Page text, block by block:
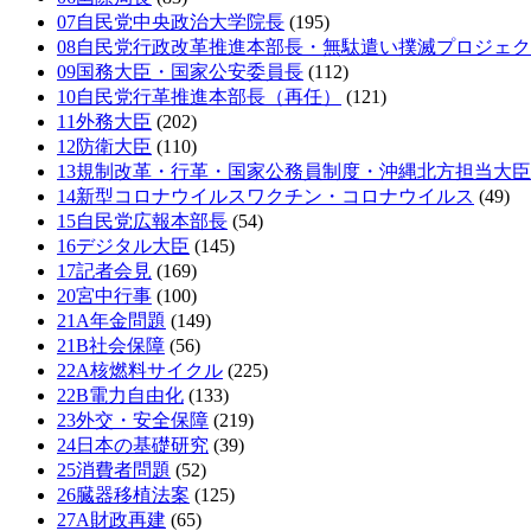
07自民党中央政治大学院長 (195)
08自民党行政改革推進本部長・無駄遣い撲滅プロジェク
09国務大臣・国家公安委員長 (112)
10自民党行革推進本部長（再任）
(121)
11外務大臣 (202)
12防衛大臣 (110)
13規制改革・行革・国家公務員制度・沖縄北方担当大臣
14新型コロナウイルスワクチン・コロナウイルス (49)
15自民党広報本部長 (54)
16デジタル大臣 (145)
17記者会見 (169)
20宮中行事 (100)
21A年金問題 (149)
21B社会保障 (56)
22A核燃料サイクル (225)
22B電力自由化 (133)
23外交・安全保障 (219)
24日本の基礎研究 (39)
25消費者問題 (52)
26臓器移植法案 (125)
27A財政再建 (65)